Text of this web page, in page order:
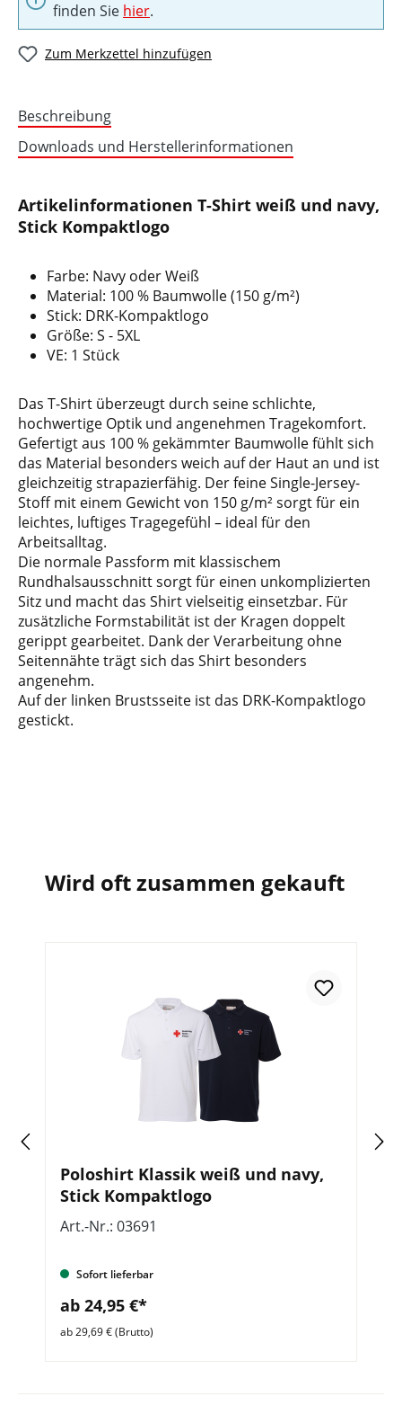
finden Sie hier.
Zum Merkzettel hinzufügen
Beschreibung
Downloads und Herstellerinformationen
Artikelinformationen T-Shirt weiß und navy,
Stick Kompaktlogo
Farbe: Navy oder Weiß
Material: 100 % Baumwolle (150 g/m²)
Stick: DRK-Kompaktlogo
Größe: S - 5XL
VE: 1 Stück
Das T-Shirt überzeugt durch seine schlichte,
hochwertige Optik und angenehmen Tragekomfort.
Gefertigt aus 100 % gekämmter Baumwolle fühlt sich
das Material besonders weich auf der Haut an und ist
gleichzeitig strapazierfähig. Der feine Single-Jersey-
Stoff mit einem Gewicht von 150 g/m² sorgt für ein
leichtes, luftiges Tragegefühl – ideal für den
Arbeitsalltag.
Die normale Passform mit klassischem
Rundhalsausschnitt sorgt für einen unkomplizierten
Sitz und macht das Shirt vielseitig einsetzbar. Für
zusätzliche Formstabilität ist der Kragen doppelt
gerippt gearbeitet. Dank der Verarbeitung ohne
Seitennähte trägt sich das Shirt besonders
angenehm.
Auf der linken Brustsseite ist das DRK-Kompaktlogo
gestickt.
Wird oft zusammen gekauft
Poloshirt Klassik weiß und navy,
Stick Kompaktlogo
Art.-Nr.: 03691
Sofort lieferbar
ab 24,95 €*
ab 29,69 € (Brutto)